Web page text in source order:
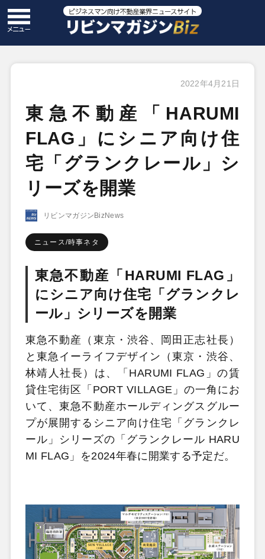
2022年4月21日
東急不動産「HARUMI
FLAG」にシニア向け住
宅「グランクレール」シ
リーズを開業
リビンマガジンBizNews
ニュース/時事ネタ
東急不動産「HARUMI FLAG」
にシニア向け住宅「グランクレ
ール」シリーズを開業
東急不動産（東京・渋谷、岡田正志社長）
と東急イーライフデザイン（東京・渋谷、
林靖人社長）は、「HARUMI FLAG」の賃
貸住宅街区「PORT VILLAGE」の一角にお
いて、東急不動産ホールディングスグルー
プが展開するシニア向け住宅「グランクレ
ール」シリーズの「グランクレール HARU
MI FLAG」を2024年春に開業する予定だ。